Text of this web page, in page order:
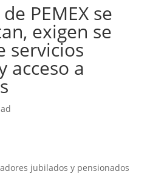
PEMEX se
exigen se
servicios
acceso a
jubilados y pensionados